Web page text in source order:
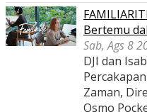
Bertemu
Sab, Ags 8
DJI dan
Zaman,
Osmo